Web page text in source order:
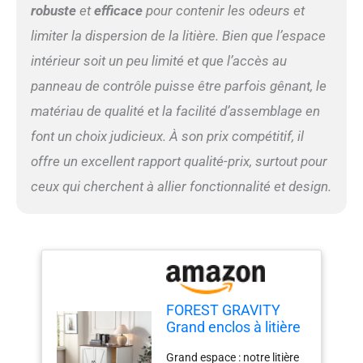
Pas besoin de vous soucier
placement ou
d'alimentation. Il suffit de le
notre bac à litière. 5)
Assemblage facile de
l'armoire pour litière
automatique : toutes les
pièces et accessoires sont
étiquetés pour l'armoire à
litière pour chat, ainsi que
rapide et facile. Nous avons
rationalisé toutes les étapes
possibles sans
compromettre la qualité
pour obtenir un processus
robusteetefficacepour contenir les odeurs et
limiter la dispersion de la litière. Bien que l’espace
intérieur soit un peu limité et que l’accès au
panneau de contrôle puisse être parfois gênant, le
matériau de qualité et la facilité d’assemblage en
font un choix judicieux. À son prix compétitif, il
offre un excellent rapport qualité-prix, surtout pour
ceux qui cherchent à allier fonctionnalité et design.
FOREST GRAVITY
Grand enclos à litière
Grand espace : notre litière